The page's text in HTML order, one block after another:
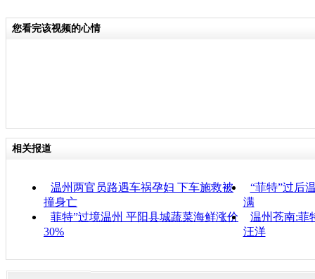
您看完该视频的心情
相关报道
温州两官员路遇车祸孕妇 下车施救被
撞身亡
“菲特”过后
满
菲特”过境温州 平阳县城蔬菜海鲜涨价
30%
温州苍南:菲
汪洋